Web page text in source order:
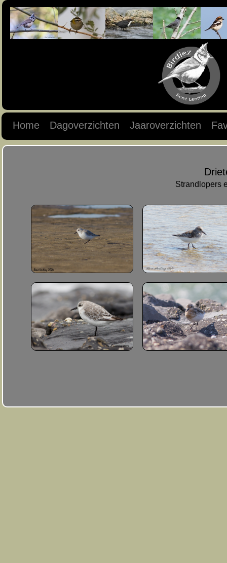
Home Dagoverzichten Jaaroverzichten
Strandlopers